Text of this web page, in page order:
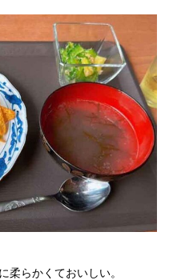
柔らかくておいしい。